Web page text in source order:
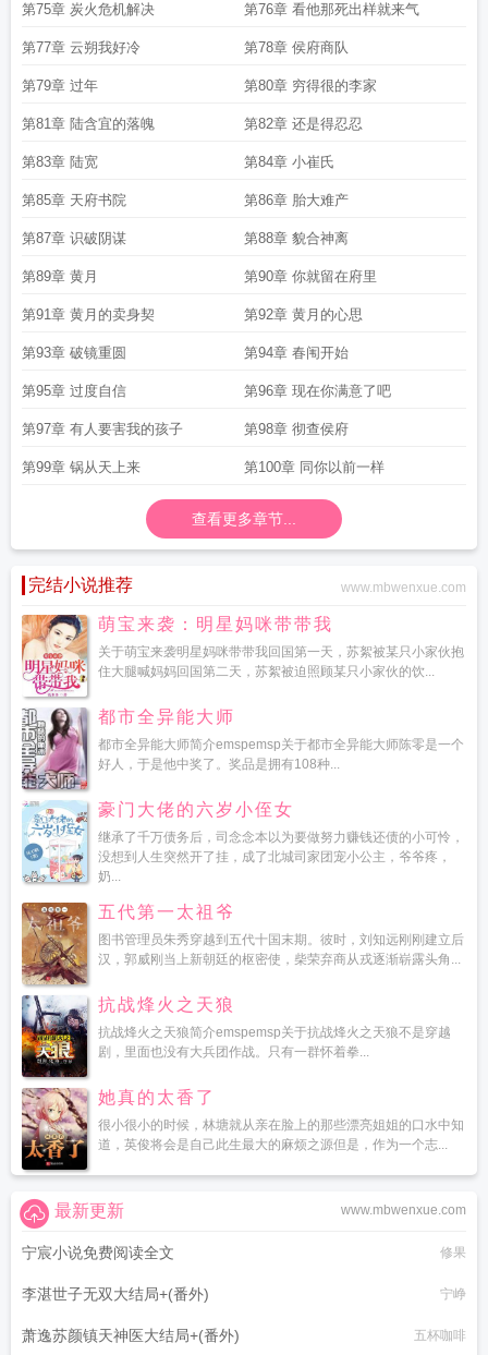
第75章 炭火危机解决 第76章 看他那死出样就来气
第77章 云朔我好冷 第78章 侯府商队
第79章 过年 第80章 穷得很的李家
第81章 陆含宜的落魄 第82章 还是得忍忍
第83章 陆宽 第84章 小崔氏
第85章 天府书院 第86章 胎大难产
第87章 识破阴谋 第88章 貌合神离
第89章 黄月 第90章 你就留在府里
第91章 黄月的卖身契 第92章 黄月的心思
第93章 破镜重圆 第94章 春闱开始
第95章 过度自信 第96章 现在你满意了吧
第97章 有人要害我的孩子 第98章 彻查侯府
第99章 锅从天上来 第100章 同你以前一样
查看更多章节...
完结小说推荐 www.mbwenxue.com
萌宝来袭：明星妈咪带带我
关于萌宝来袭明星妈咪带带我回国第一天，苏絮被某只小家伙抱
住大腿喊妈妈回国第二天，苏絮被迫照顾某只小家伙的饮...
都市全异能大师
都市全异能大师简介emspemsp关于都市全异能大师陈零是一个
好人，于是他中奖了。奖品是拥有108种...
豪门大佬的六岁小侄女
继承了千万债务后，司念念本以为要做努力赚钱还债的小可怜，
没想到人生突然开了挂，成了北城司家团宠小公主，爷爷疼，
奶...
五代第一太祖爷
图书管理员朱秀穿越到五代十国末期。彼时，刘知远刚刚建立后
汉，郭威刚当上新朝廷的枢密使，柴荣弃商从戎逐渐崭露头角...
抗战烽火之天狼
抗战烽火之天狼简介emspemsp关于抗战烽火之天狼不是穿越
剧，里面也没有大兵团作战。只有一群怀着拳...
她真的太香了
很小很小的时候，林塘就从亲在脸上的那些漂亮姐姐的口水中知
道，英俊将会是自己此生最大的麻烦之源但是，作为一个志...
www.mbwenxue.com
最新更新
宁宸小说免费阅读全文 修果
李湛世子无双大结局+(番外) 宁峥
萧逸苏颜镇天神医大结局+(番外) 五杯咖啡